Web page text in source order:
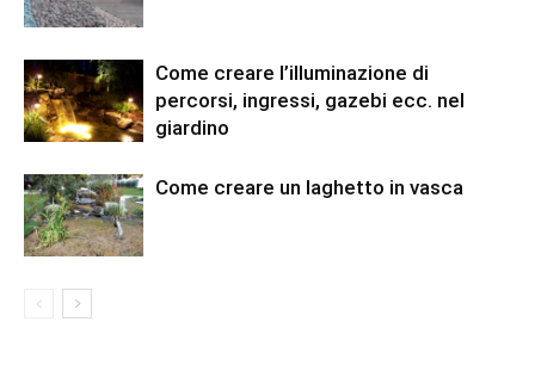
Come creare l’illuminazione di
percorsi, ingressi, gazebi ecc. nel
giardino
Come creare un laghetto in vasca